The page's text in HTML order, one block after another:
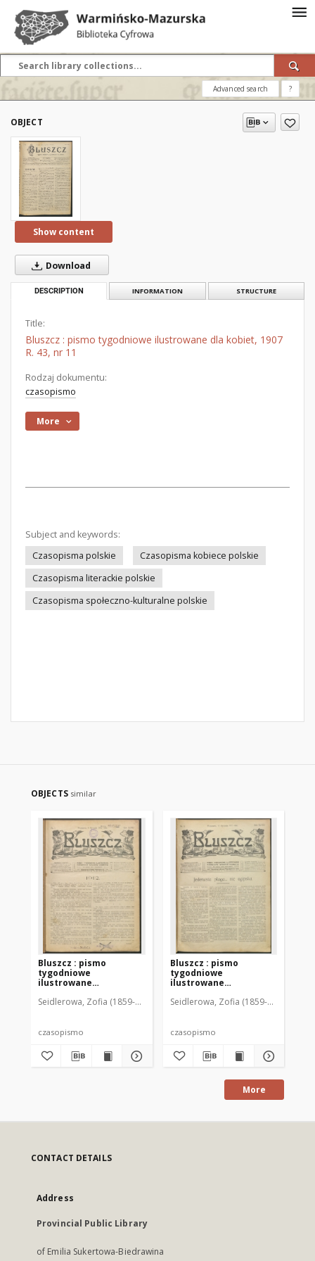
Advanced search ?
OBJECT
Show content
Download
DESCRIPTION INFORMATION STRUCTURE
Title:
Bluszcz : pismo tygodniowe ilustrowane dla kobiet, 1907
R. 43, nr 11
Rodzaj dokumentu:
czasopismo
More
Subject and keywords:
Czasopisma polskie
Czasopisma kobiece polskie
Czasopisma literackie polskie
Czasopisma społeczno-kulturalne polskie
OBJECTS similar
Bluszcz : pismo
tygodniowe
ilustrowane
kobiecym, 1912 R. 48, nr
Seidlerowa, Zofia (1859-1919). Red. i Wyd.
czasopismo
Bluszcz : pismo
tygodniowe
ilustrowane
kobiecym, 1912 R. 48, nr
Seidlerowa, Zofia (1859-1919). Red.
czasopismo
More
CONTACT DETAILS
Address
Provincial Public Library
of Emilia Sukertowa-Biedrawina